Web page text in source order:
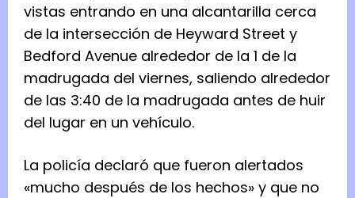
vistas entrando en una alcantarilla cerca
de la intersección de Heyward Street y
Bedford Avenue alrededor de la 1 de la
madrugada del viernes, saliendo alrededor
de las 3:40 de la madrugada antes de huir
del lugar en un vehículo.
La policía declaró que fueron alertados
«mucho después de los hechos» y que no